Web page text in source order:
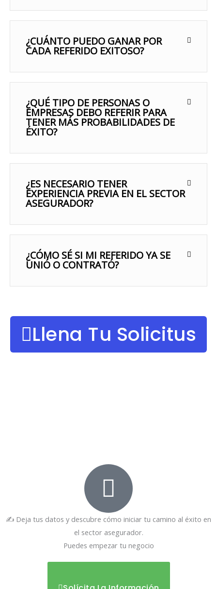
¿CUÁNTO PUEDO GANAR POR
CADA REFERIDO EXITOSO?
¿QUÉ TIPO DE PERSONAS O
EMPRESAS DEBO REFERIR PARA
TENER MÁS PROBABILIDADES DE
ÉXITO?
¿ES NECESARIO TENER
EXPERIENCIA PREVIA EN EL SECTOR
ASEGURADOR?
¿CÓMO SÉ SI MI REFERIDO YA SE
UNIÓ O CONTRATÓ?
Llena Tu Solicitus
✍️ Deja tus datos y descubre cómo iniciar tu camino al éxito en
el sector asegurador.
Puedes empezar tu negocio